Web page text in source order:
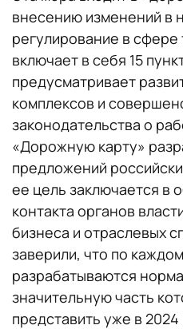
внесению изменений в
регулирование в сфере
включает в себя 15
предусматривает
комплексов и
законодательства о
«Дорожную карту»
предложений
ее цель заключается в
контакта органов
бизнеса и отраслевых
заверили, что по
разрабатываются
значительную часть
представить уже в 2024